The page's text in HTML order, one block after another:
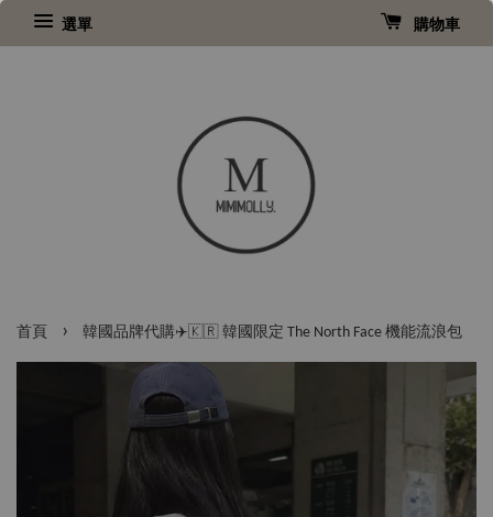
選單 購物車
首頁 › 韓國品牌代購✈️🇰🇷 韓國限定 The North Face 機能流浪包